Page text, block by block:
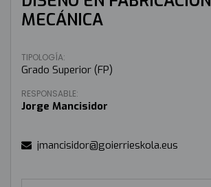
MECÁNICA
TIPOLOGÍA:
Grado Superior (FP)
RESPONSABLE:
Jorge Mancisidor
jmancisidor@goierrieskola.eus